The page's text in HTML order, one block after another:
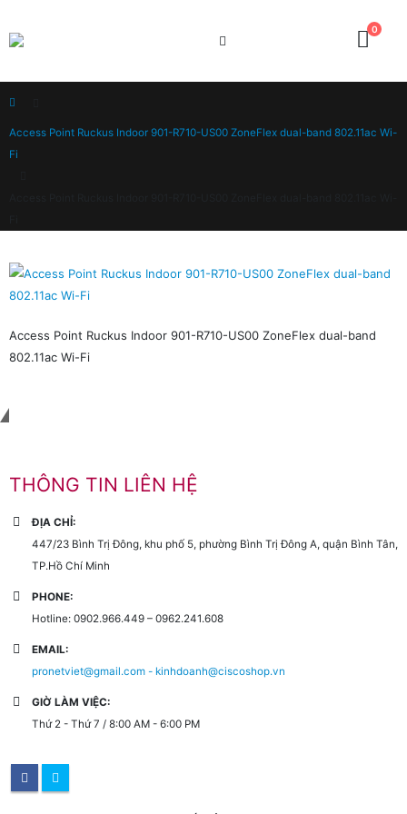
0
Access Point Ruckus Indoor 901-R710-US00 ZoneFlex dual-band 802.11ac Wi-
Fi
Access Point Ruckus Indoor 901-R710-US00 ZoneFlex dual-band
802.11ac Wi-Fi
THÔNG TIN LIÊN HỆ
ĐỊA CHỈ:
447/23 Bình Trị Đông, khu phố 5, phường Bình Trị Đông A, quận Bình Tân,
TP.Hồ Chí Minh
PHONE:
Hotline: 0902.966.449 – 0962.241.608
EMAIL:
pronetviet@gmail.com - kinhdoanh@ciscoshop.vn
GIỜ LÀM VIỆC:
Thứ 2 - Thứ 7 / 8:00 AM - 6:00 PM